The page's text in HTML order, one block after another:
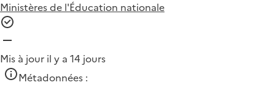
Ministères de l'Éducation nationale
Mis à jour il y a 14 jours
Métadonnées :